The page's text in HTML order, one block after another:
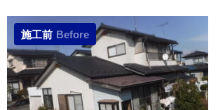
施工前 Before